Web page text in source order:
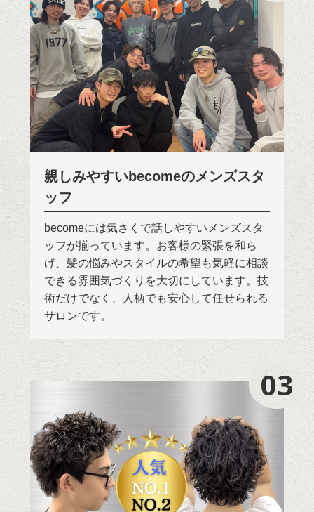
親しみやすいbecomeのメンズスタ
ッフ
becomeには気さくで話しやすいメンズスタ
ッフが揃っています。お客様の緊張を和ら
げ、髪の悩みやスタイルの希望も気軽に相談
できる雰囲気づくりを大切にしています。技
術だけでなく、人柄でも安心して任せられる
サロンです。
03
03